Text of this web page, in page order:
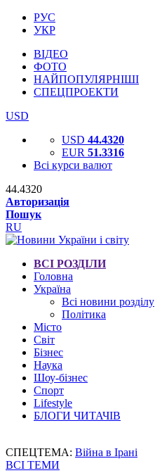
РУС
УКР
ВІДЕО
ФОТО
НАЙПОПУЛЯРНІШІ
СПЕЦПРОЕКТИ
USD
USD 44.4320
EUR 51.3316
Всі курси валют
44.4320
Авторизація
Пошук
RU
ВСІ РОЗДІЛИ
Головна
Україна
Всі новини розділу
Політика
Місто
Світ
Бізнес
Наука
Шоу-бізнес
Спорт
Lifestyle
БЛОГИ ЧИТАЧІВ
СПЕЦТЕМА: Війна в Ірані
ВСІ ТЕМИ